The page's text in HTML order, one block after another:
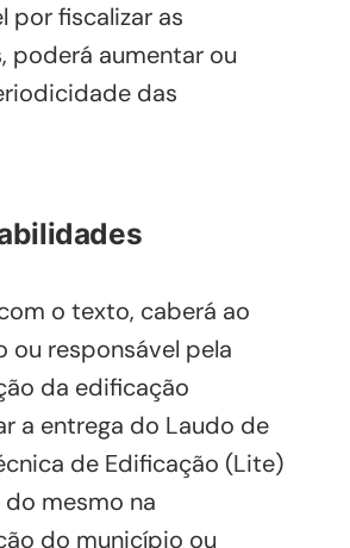
por fiscalizar as
poderá aumentar ou
das
o texto, caberá ao
ou responsável pela
da edificação
a entrega do Laudo de
de Edificação (Lite)
mesmo na
do município ou